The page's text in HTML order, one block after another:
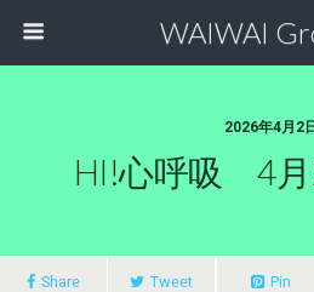
WAIWAI
2026年4月2日
HI!心呼吸 4月
Share Tweet Pin